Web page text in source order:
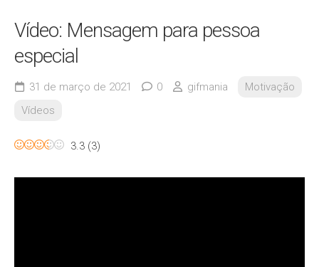
Vídeo: Mensagem para pessoa
especial
31 de março de 2021 0 gifmania
Motivação
Vídeos
3.3 (3)